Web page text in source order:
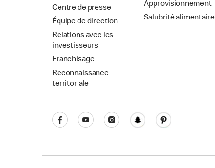
Centre de presse
Équipe de direction
Relations avec les
investisseurs
Franchisage
Reconnaissance
territoriale
Approvisionnement
Salubrité alimentaire